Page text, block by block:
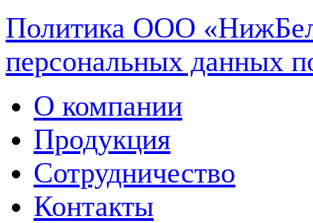
Политика ООО
персональных данных
О компании
Продукция
Сотрудничество
Контакты